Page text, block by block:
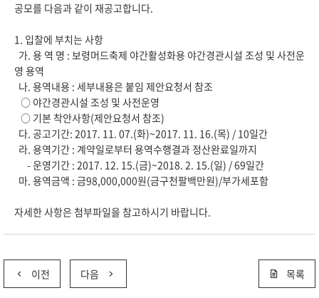
공모를 다음과 같이 재공고합니다.
1. 입찰에 부치는 사항
가. 용 역 명 : 보령머드축제 야간활성화용 야간경관시설 조성 및 사전운
영 용역
나. 용역내용 : 세부내용은 붙임 제안요청서 참조
○ 야간경관시설 조성 및 사전운영
○ 기본 착안사항(제안요청서 참조)
다. 공고기간: 2017. 11. 07.(화)~2017. 11. 16.(목) / 10일간
라. 용역기간 : 계약일로부터 용역수행결과 정산완료일까지
- 운영기간 : 2017. 12. 15.(금)~2018. 2. 15.(일) / 69일간
마. 용역금액 : 금98,000,000원(금구천팔백만원)/부가세포함
자세한 사항은 첨부파일을 참고하시기 바랍니다.
이전 다음 목록